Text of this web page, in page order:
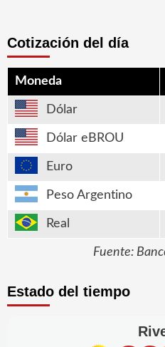
Cotización del día
Moneda
Dólar
Dólar eBROU
Euro
Peso Argentino
Real
Fuente:
Estado del tiempo